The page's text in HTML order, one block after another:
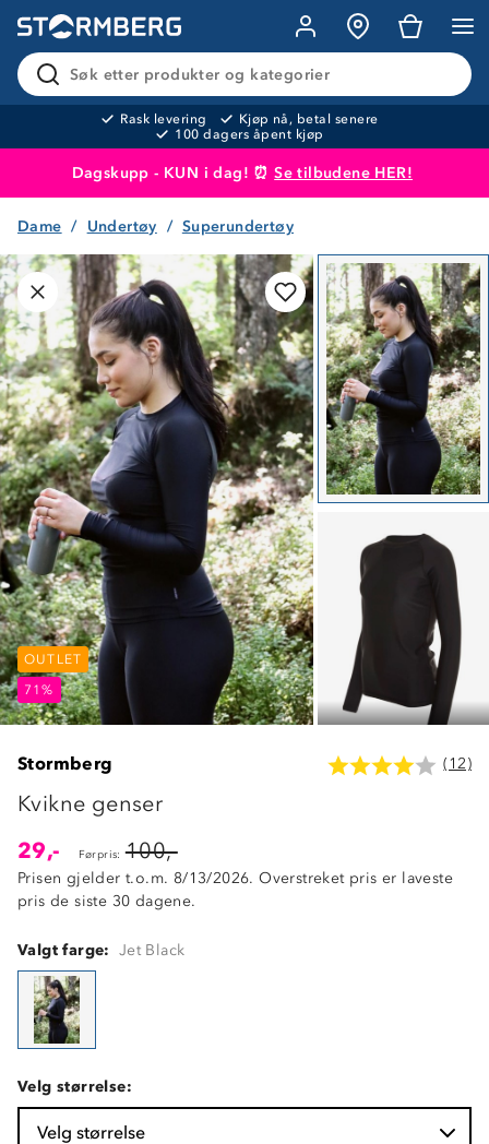
Søk etter produkter og kategorier
Rask levering
Kjøp nå, betal senere
100 dagers åpent kjøp
Dagskupp - KUN i dag! ⏰Se tilbudene HER!
Produktet er lagt i handlekurven
Dame Undertøy Superundertøy
OUTLET
71%
OUTLET
71%
OUTLET
71%
Stormberg (12)
Kvikne genser
29,-
Førpris: 100,-
Prisen gjelder t.o.m. 8/13/2026. Overstreket pris er laveste
pris de siste 30 dagene.
Valgt farge: Jet Black
Velg størrelse:
Velg størrelse